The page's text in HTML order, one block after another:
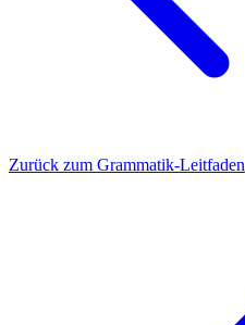
Zurück zum Grammatik-Leitfaden